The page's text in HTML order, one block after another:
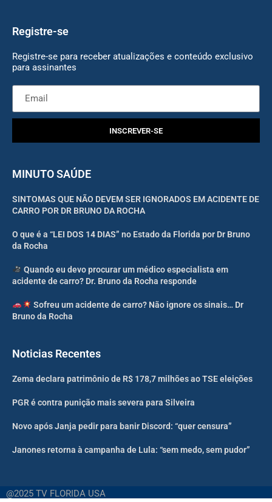
Registre-se
Registre-se para receber atualizações e conteúdo exclusivo
para assinantes
INSCREVER-SE
MINUTO SAÚDE
SINTOMAS QUE NÃO DEVEM SER IGNORADOS EM ACIDENTE DE
CARRO POR DR BRUNO DA ROCHA
O que é a “LEI DOS 14 DIAS” no Estado da Florida por Dr Bruno
da Rocha
Quando eu devo procurar um médico especialista em
acidente de carro? Dr. Bruno da Rocha responde
Sofreu um acidente de carro? Não ignore os sinais… Dr
Bruno da Rocha
Noticias Recentes
Zema declara patrimônio de R$ 178,7 milhões ao TSE eleições
PGR é contra punição mais severa para Silveira
Novo após Janja pedir para banir Discord: “quer censura”
Janones retorna à campanha de Lula: “sem medo, sem pudor”
@2025 TV FLORIDA USA